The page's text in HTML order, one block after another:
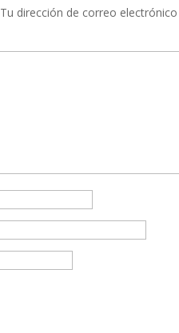
Tu dirección de correo